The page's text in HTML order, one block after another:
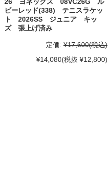
26 ヨネックス 08VC26G ル
ビーレッド(338) テニスラケッ
ト 2026SS ジュニア キッ
ズ 張上げ済み
定価: ¥17,600(税込)
¥14,080(税抜 ¥12,800)